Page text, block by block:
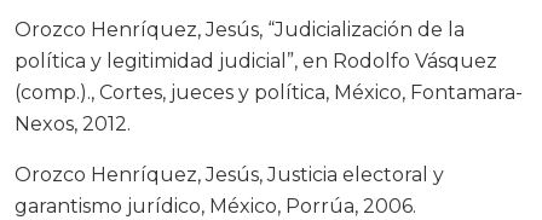
Orozco Henríquez, Jesús, “Judicialización de la
política y legitimidad judicial”, en Rodolfo Vásquez
(comp.)., Cortes, jueces y política, México, Fontamara-
Nexos, 2012.
Orozco Henríquez, Jesús, Justicia electoral y
garantismo jurídico, México, Porrúa, 2006.